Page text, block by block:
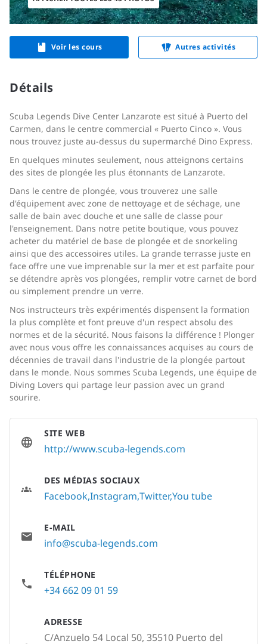
Voir les cours Autres activités
Détails
Scuba Legends Dive Center Lanzarote est situé à Puerto del
Carmen, dans le centre commercial « Puerto Cinco ». Vous
nous trouvez juste au-dessus du supermarché Dino Express.
En quelques minutes seulement, nous atteignons certains
des sites de plongée les plus étonnants de Lanzarote.
Dans le centre de plongée, vous trouverez une salle
d'équipement avec zone de nettoyage et de séchage, une
salle de bain avec douche et une salle de classe pour
l'enseignement. Dans notre petite boutique, vous pouvez
acheter du matériel de base de plongée et de snorkeling
ainsi que des accessoires utiles. La grande terrasse juste en
face offre une vue imprenable sur la mer et est parfaite pour
se détendre après vos plongées, remplir votre carnet de bord
ou simplement prendre un verre.
Nos instructeurs très expérimentés dispensent la formation
la plus complète et font preuve d'un respect absolu des
normes et de la sécurité. Nous faisons la différence ! Plonger
avec nous vous offre les connaissances acquises au cours de
décennies de travail dans l'industrie de la plongée partout
dans le monde. Nous sommes Scuba Legends, une équipe de
Diving Lovers qui partage leur passion avec un grand
sourire.
SITE WEB
http://www.scuba-legends.com
DES MÉDIAS SOCIAUX
FacebookInstagram TwitterYou tube
E-MAIL
info@scuba-legends.com
TÉLÉPHONE
+34 662 09 01 59
ADRESSE
C/Anzuelo 54 Local 50, 35510 Puerto del